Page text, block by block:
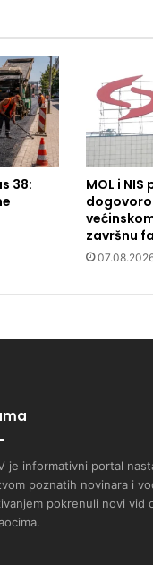
38:
MOL i
završnu
je informativni portal
poznatih novinara i
pokrenuli novi vid